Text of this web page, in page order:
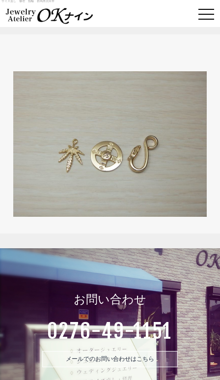
サイズ直し 修理 指輪 群馬県太田市
お問い合わせ
0276-49-1151
メールでのお問い合わせはこちら